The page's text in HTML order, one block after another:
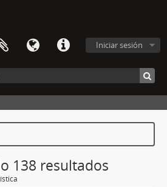
Iniciar sesión
138 resultados